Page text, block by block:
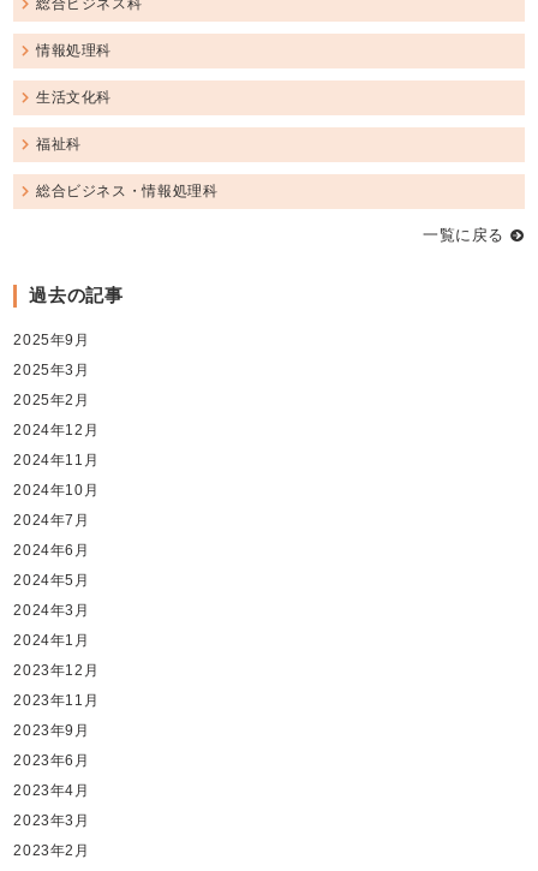
情報処理科
生活文化科
福祉科
総合ビジネス・情報処理科
一覧に戻る
過去の記事
2025年9月
2025年3月
2025年2月
2024年12月
2024年11月
2024年10月
2024年7月
2024年6月
2024年5月
2024年3月
2024年1月
2023年12月
2023年11月
2023年9月
2023年6月
2023年4月
2023年3月
2023年2月